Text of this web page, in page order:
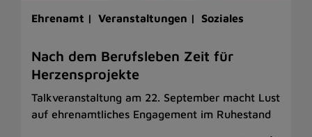
Ehrenamt | Veranstaltungen | Soziales
Nach dem Berufsleben Zeit für
Herzensprojekte
Talkveranstaltung am 22. September macht Lust
auf ehrenamtliches Engagement im Ruhestand